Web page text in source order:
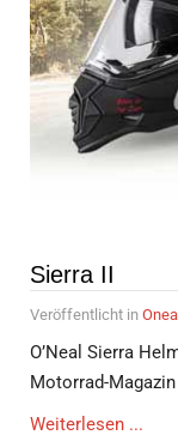
Sierra II
Veröffentlicht in Oneal
O’Neal Sierra
Motorrad-Magazin
Weiterlesen ...